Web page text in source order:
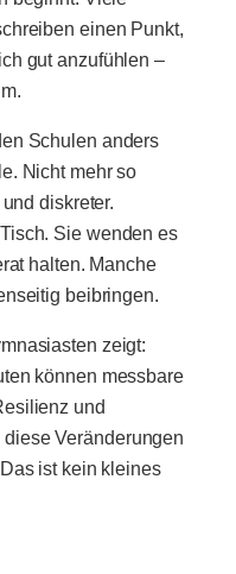
einen Punkt,
gut anzufühlen –
Schulen anders
Nicht mehr so
diskreter.
Sie wenden es
halten. Manche
beibringen.
zeigt:
können messbare
und
Veränderungen
ist kein kleines